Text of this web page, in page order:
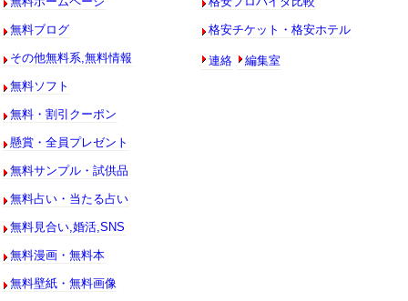
無料ブログ
その他無料系,無料情報
無料ソフト
無料・割引クーポン
懸賞・全員プレゼント
無料サンプル・試供品
無料占い・当たる占い
無料見合い,婚活,SNS
無料漫画・無料本
無料壁紙・無料画像
格安チケット・格安ホテル
連絡 編集室